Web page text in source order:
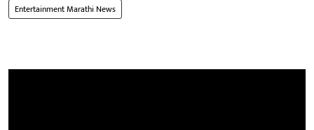
Entertainment Marathi News